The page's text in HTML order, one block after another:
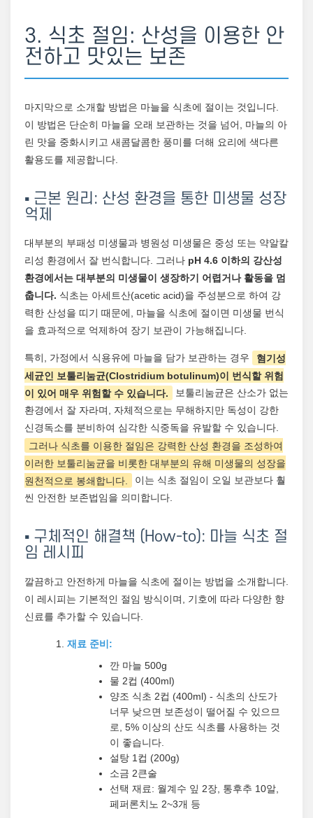
3. 식초 절임: 산성을 이용한 안
전하고 맛있는 보존
마지막으로 소개할 방법은 마늘을 식초에 절이는 것입니다.
이 방법은 단순히 마늘을 오래 보관하는 것을 넘어, 마늘의 아
린 맛을 중화시키고 새콤달콤한 풍미를 더해 요리에 색다른
활용도를 제공합니다.
▪️ 근본 원리: 산성 환경을 통한 미생물 성장
억제
대부분의 부패성 미생물과 병원성 미생물은 중성 또는 약알칼
리성 환경에서 잘 번식합니다. 그러나 pH 4.6 이하의 강산성
환경에서는 대부분의 미생물이 생장하기 어렵거나 활동을 멈
춥니다. 식초는 아세트산(acetic acid)을 주성분으로 하여 강
력한 산성을 띠기 때문에, 마늘을 식초에 절이면 미생물 번식
을 효과적으로 억제하여 장기 보관이 가능해집니다.
특히, 가정에서 식용유에 마늘을 담가 보관하는 경우
혐기성
세균인 보툴리눔균(Clostridium botulinum)이 번식할 위험
이 있어 매우 위험할 수 있습니다.
보툴리눔균은 산소가 없는
환경에서 잘 자라며, 자체적으로는 무해하지만 독성이 강한
신경독소를 분비하여 심각한 식중독을 유발할 수 있습니다.
그러나 식초를 이용한 절임은 강력한 산성 환경을 조성하여
이러한 보툴리눔균을 비롯한 대부분의 유해 미생물의 성장을
원천적으로 봉쇄합니다.
이는 식초 절임이 오일 보관보다 훨
씬 안전한 보존법임을 의미합니다.
▪️ 구체적인 해결책 (How-to): 마늘 식초 절
임 레시피
깔끔하고 안전하게 마늘을 식초에 절이는 방법을 소개합니다.
이 레시피는 기본적인 절임 방식이며, 기호에 따라 다양한 향
신료를 추가할 수 있습니다.
재료 준비:
깐 마늘 500g
물 2컵 (400ml)
양조 식초 2컵 (400ml) - 식초의 산도가
너무 낮으면 보존성이 떨어질 수 있으므
로, 5% 이상의 산도 식초를 사용하는 것
이 좋습니다.
설탕 1컵 (200g)
소금 2큰술
선택 재료: 월계수 잎 2장, 통후추 10알,
페퍼론치노 2~3개 등